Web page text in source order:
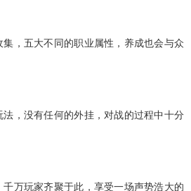
，五大不同的职业属性，养成也会与众
法，没有任何的外挂，对战的过程中十分
万玩家齐聚于此，享受一场声势浩大的